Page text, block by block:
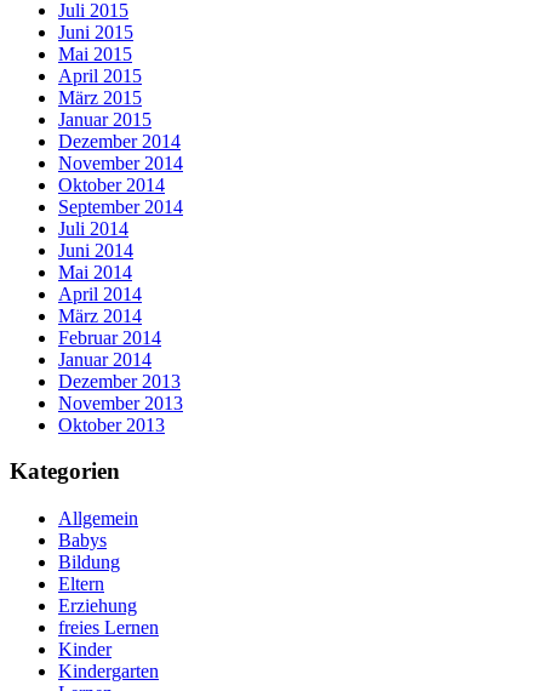
Juli 2015
Juni 2015
Mai 2015
April 2015
März 2015
Januar 2015
Dezember 2014
November 2014
Oktober 2014
September 2014
Juli 2014
Juni 2014
Mai 2014
April 2014
März 2014
Februar 2014
Januar 2014
Dezember 2013
November 2013
Oktober 2013
Kategorien
Allgemein
Babys
Bildung
Eltern
Erziehung
freies Lernen
Kinder
Kindergarten